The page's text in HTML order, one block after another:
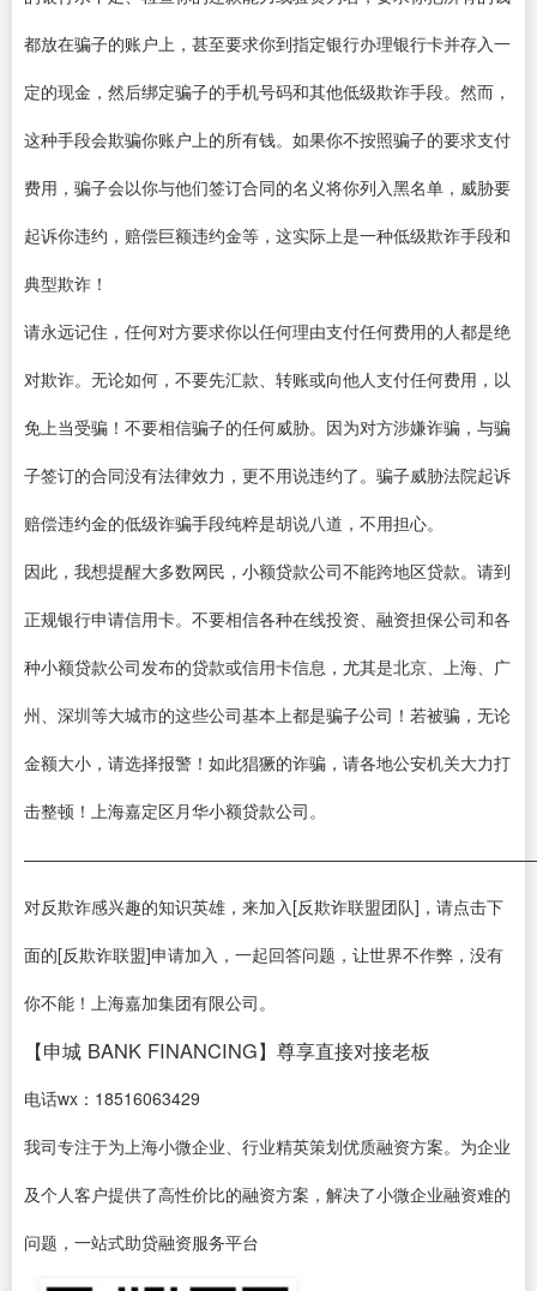
都放在骗子的账户上，甚至要求你到指定银行办理银行卡并存入一
定的现金，然后绑定骗子的手机号码和其他低级欺诈手段。然而，
这种手段会欺骗你账户上的所有钱。如果你不按照骗子的要求支付
费用，骗子会以你与他们签订合同的名义将你列入黑名单，威胁要
起诉你违约，赔偿巨额违约金等，这实际上是一种低级欺诈手段和
典型欺诈！
请永远记住，任何对方要求你以任何理由支付任何费用的人都是绝
对欺诈。无论如何，不要先汇款、转账或向他人支付任何费用，以
免上当受骗！不要相信骗子的任何威胁。因为对方涉嫌诈骗，与骗
子签订的合同没有法律效力，更不用说违约了。骗子威胁法院起诉
赔偿违约金的低级诈骗手段纯粹是胡说八道，不用担心。
因此，我想提醒大多数网民，小额贷款公司不能跨地区贷款。请到
正规银行申请信用卡。不要相信各种在线投资、融资担保公司和各
种小额贷款公司发布的贷款或信用卡信息，尤其是北京、上海、广
州、深圳等大城市的这些公司基本上都是骗子公司！若被骗，无论
金额大小，请选择报警！如此猖獗的诈骗，请各地公安机关大力打
击整顿！上海嘉定区月华小额贷款公司。
对反欺诈感兴趣的知识英雄，来加入[反欺诈联盟团队]，请点击下
面的[反欺诈联盟]申请加入，一起回答问题，让世界不作弊，没有
你不能！上海嘉加集团有限公司。
【申城 BANK FINANCING】尊享直接对接老板
电话wx：18516063429
我司专注于为上海小微企业、行业精英策划优质融资方案。为企业
及个人客户提供了高性价比的融资方案，解决了小微企业融资难的
问题，一站式助贷融资服务平台